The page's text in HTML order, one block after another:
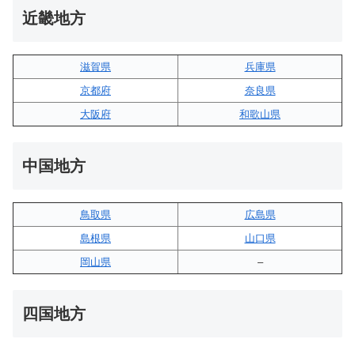
近畿地方
滋賀県
兵庫県
京都府
奈良県
大阪府
和歌山県
中国地方
鳥取県
広島県
島根県
山口県
岡山県
–
四国地方